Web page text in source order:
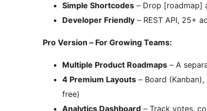
Simple Shortcodes – Drop [roadmap]
Developer Friendly – REST API, 25+
Pro Version – For Growing Teams:
Multiple Product Roadmaps – A
4 Premium Layouts – Board
free)
Analytics Dashboard – Track votes,